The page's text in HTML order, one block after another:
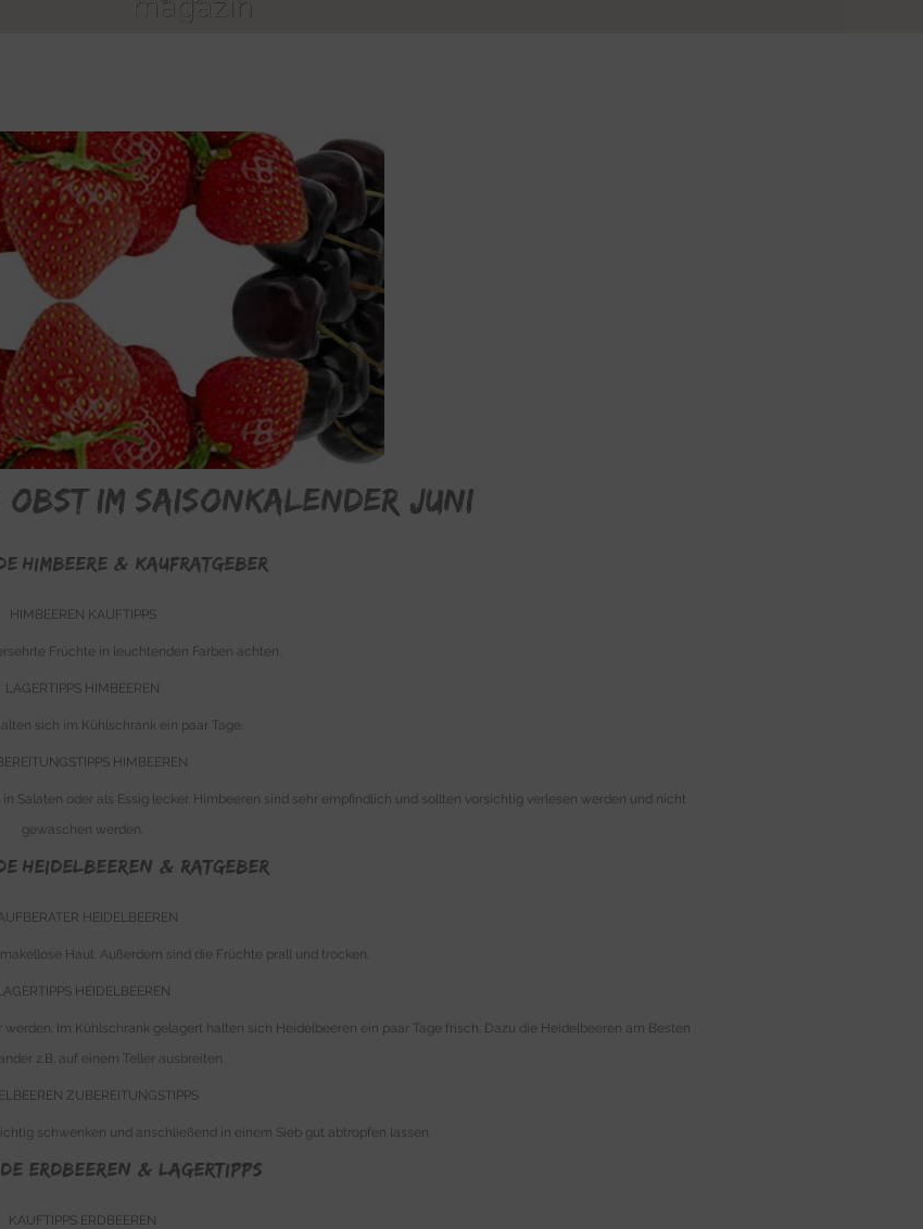
Obst im Saisonkalender Juni
Himbeere & Kaufratgeber
HIMBEEREN KAUFTIPPS
Früchte in leuchtenden Farben achten.
LAGERTIPPS HIMBEEREN
sich im Kühlschrank ein paar Tage.
HIMBEEREN
oder als Essig lecker. Himbeeren sind sehr empfindlich und sollten vorsichtig verlesen werden und nicht
gewaschen werden.
Heidelbeeren & Ratgeber
HEIDELBEEREN
Haut. Außerdem sind die Früchte prall und trocken.
HEIDELBEEREN
Im Kühlschrank gelagert halten sich Heidelbeeren ein paar Tage frisch. Dazu die Heidelbeeren am Besten
z.B. auf einem Teller ausbreiten.
ZUBEREITUNGSTIPPS
schwenken und anschließend in einem Sieb gut abtropfen lassen.
Erdbeeren & Lagertipps
KAUFTIPPS ERDBEEREN